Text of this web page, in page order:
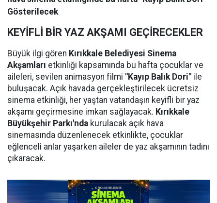
Gösterilecek
KEYİFLİ BİR YAZ AKŞAMI GEÇİRECEKLER
Büyük ilgi gören Kırıkkale Belediyesi Sinema
Akşamları etkinliği kapsamında bu hafta çocuklar ve
aileleri, sevilen animasyon filmi "Kayıp Balık Dori" ile
buluşacak. Açık havada gerçekleştirilecek ücretsiz
sinema etkinliği, her yaştan vatandaşın keyifli bir yaz
akşamı geçirmesine imkan sağlayacak. Kırıkkale
Büyükşehir Parkı'nda kurulacak açık hava
sinemasında düzenlenecek etkinlikte, çocuklar
eğlenceli anlar yaşarken aileler de yaz akşamının tadını
çıkaracak.